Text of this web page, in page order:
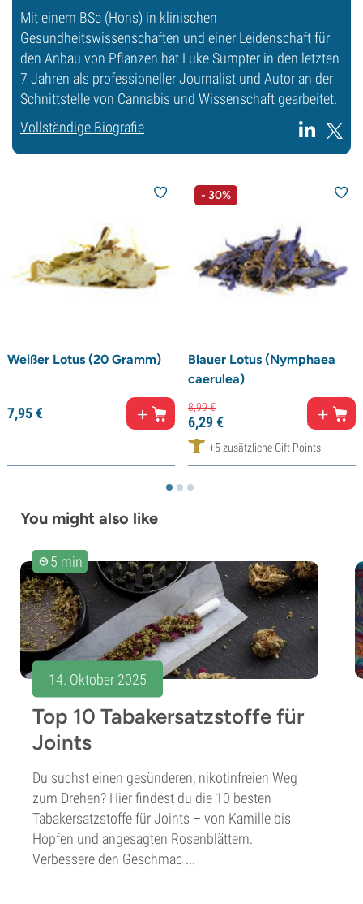
Mit einem BSc (Hons) in klinischen
Gesundheitswissenschaften und einer Leidenschaft für
den Anbau von Pflanzen hat Luke Sumpter in den letzten
7 Jahren als professioneller Journalist und Autor an der
Schnittstelle von Cannabis und Wissenschaft gearbeitet.
Vollständige Biografie
Weißer Lotus (20 Gramm)
7,95€
- 30%
Blauer Lotus (Nymphaea
caerulea)
8,99€
6,29€
+5 zusätzliche Gift Points
You might also like
5 min
14. Oktober 2025
Top 10 Tabakersatzstoffe für
Joints
Du suchst einen gesünderen, nikotinfreien Weg
zum Drehen? Hier findest du die 10 besten
Tabakersatzstoffe für Joints – von Kamille bis
Hopfen und angesagten Rosenblättern.
Verbessere den Geschmac ...